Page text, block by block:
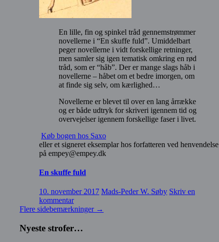
En lille, fin og spinkel tråd gennemstrømmer
novellerne i “En skuffe fuld”. Umiddelbart
peger novellerne i vidt forskellige retninger,
men samler sig igen tematisk omkring en rød
tråd, som er “håb”. Der er mange slags håb i
novellerne – håbet om et bedre imorgen, om
at finde sig selv, om kærlighed…
Novellerne er blevet til over en lang årrække
og er både udtryk for skriveri igennem tid og
overvejelser igennem forskellige faser i livet.
Køb bogen hos Saxo
eller et signeret eksemplar hos forfatteren ved henvendelse
på empey@empey.dk
En skuffe fuld
10. november 2017 Mads-Peder W. Søby Skriv en
kommentar
Flere sidebemærkninger →
Nyeste strofer…